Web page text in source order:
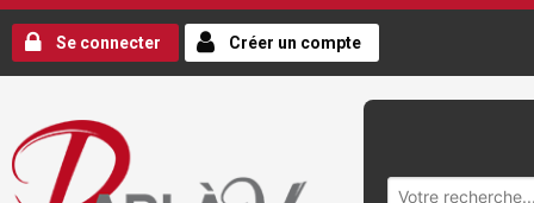
Se connecter Créer un compte